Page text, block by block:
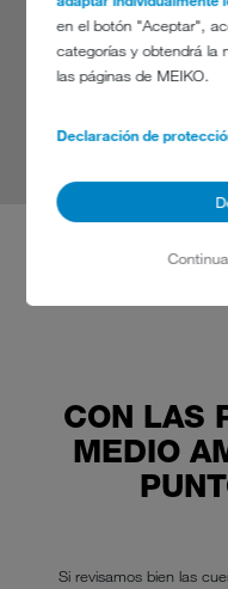
en el botón "Aceptar",
categorías y obtendrá la
las páginas de MEIKO.
Declaración de
Director de Bouter
Hilton Amsterdam
continuar leyendo
nosotros.
Mike Wehrle,
Director culinario
continuar leyendo
continuar leyendo
Director de Bouter
Hilton Amsterdam
continuar leyendo
nosotros.
Mike Wehrle,
Director culinario
continuar leyendo
CON LAS
MEDIO
Si revisamos bien las